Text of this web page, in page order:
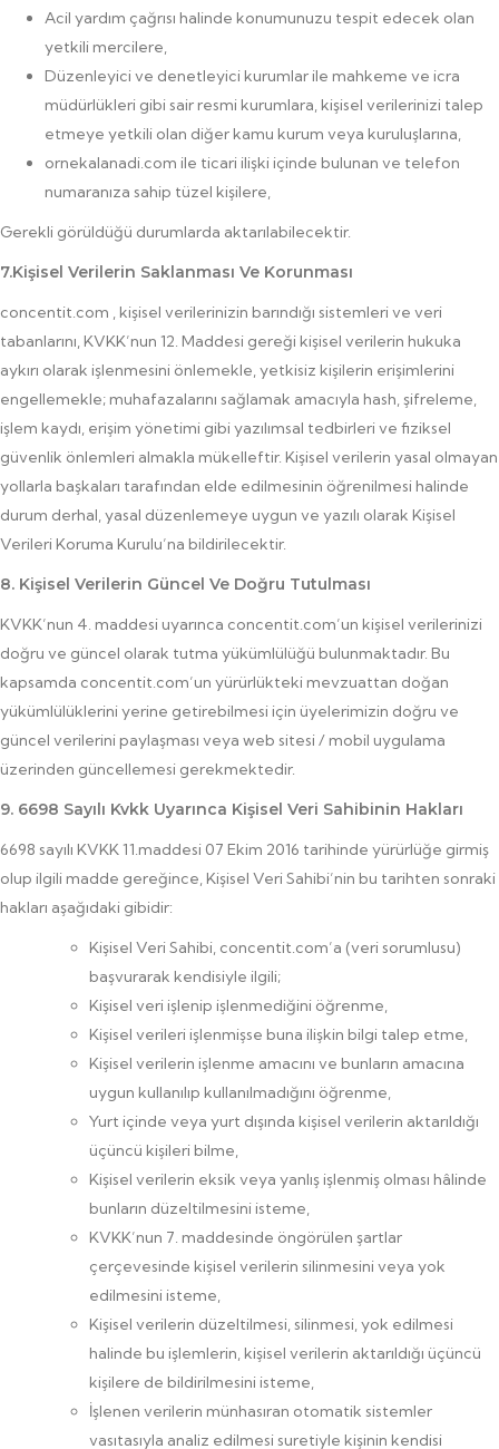
Acil yardım çağrısı halinde konumunuzu tespit edecek olan
yetkili mercilere,
Düzenleyici ve denetleyici kurumlar ile mahkeme ve icra
müdürlükleri gibi sair resmi kurumlara, kişisel verilerinizi talep
etmeye yetkili olan diğer kamu kurum veya kuruluşlarına,
ornekalanadi.com ile ticari ilişki içinde bulunan ve telefon
numaranıza sahip tüzel kişilere,
Gerekli görüldüğü durumlarda aktarılabilecektir.
7.Kişisel Verilerin Saklanması Ve Korunması
concentit.com , kişisel verilerinizin barındığı sistemleri ve veri
tabanlarını, KVKK’nun 12. Maddesi gereği kişisel verilerin hukuka
aykırı olarak işlenmesini önlemekle, yetkisiz kişilerin erişimlerini
engellemekle; muhafazalarını sağlamak amacıyla hash, şifreleme,
işlem kaydı, erişim yönetimi gibi yazılımsal tedbirleri ve fiziksel
güvenlik önlemleri almakla mükelleftir. Kişisel verilerin yasal olmayan
yollarla başkaları tarafından elde edilmesinin öğrenilmesi halinde
durum derhal, yasal düzenlemeye uygun ve yazılı olarak Kişisel
Verileri Koruma Kurulu’na bildirilecektir.
8. Kişisel Verilerin Güncel Ve Doğru Tutulması
KVKK’nun 4. maddesi uyarınca concentit.com’un kişisel verilerinizi
doğru ve güncel olarak tutma yükümlülüğü bulunmaktadır. Bu
kapsamda concentit.com’un yürürlükteki mevzuattan doğan
yükümlülüklerini yerine getirebilmesi için üyelerimizin doğru ve
güncel verilerini paylaşması veya web sitesi / mobil uygulama
üzerinden güncellemesi gerekmektedir.
9. 6698 Sayılı Kvkk Uyarınca Kişisel Veri Sahibinin Hakları
6698 sayılı KVKK 11.maddesi 07 Ekim 2016 tarihinde yürürlüğe girmiş
olup ilgili madde gereğince, Kişisel Veri Sahibi’nin bu tarihten sonraki
hakları aşağıdaki gibidir:
Kişisel Veri Sahibi, concentit.com’a (veri sorumlusu)
başvurarak kendisiyle ilgili;
Kişisel veri işlenip işlenmediğini öğrenme,
Kişisel verileri işlenmişse buna ilişkin bilgi talep etme,
Kişisel verilerin işlenme amacını ve bunların amacına
uygun kullanılıp kullanılmadığını öğrenme,
Yurt içinde veya yurt dışında kişisel verilerin aktarıldığı
üçüncü kişileri bilme,
Kişisel verilerin eksik veya yanlış işlenmiş olması hâlinde
bunların düzeltilmesini isteme,
KVKK’nun 7. maddesinde öngörülen şartlar
çerçevesinde kişisel verilerin silinmesini veya yok
edilmesini isteme,
Kişisel verilerin düzeltilmesi, silinmesi, yok edilmesi
halinde bu işlemlerin, kişisel verilerin aktarıldığı üçüncü
kişilere de bildirilmesini isteme,
İşlenen verilerin münhasıran otomatik sistemler
vasıtasıyla analiz edilmesi suretiyle kişinin kendisi